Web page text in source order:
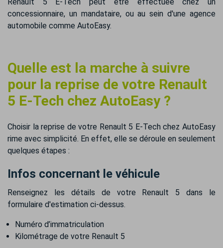
concessionnaire, un mandataire, ou au sein d'une agence
automobile comme AutoEasy.
Quelle est la marche à suivre
pour la reprise de votre Renault
5 E-Tech chez AutoEasy ?
Choisir la reprise de votre Renault 5 E-Tech chez AutoEasy
rime avec simplicité. En effet, elle se déroule en seulement
quelques étapes :
Infos concernant le véhicule
Renseignez les détails de votre Renault 5 dans le
formulaire d'estimation ci-dessus.
Numéro d’immatriculation
Kilométrage de votre Renault 5